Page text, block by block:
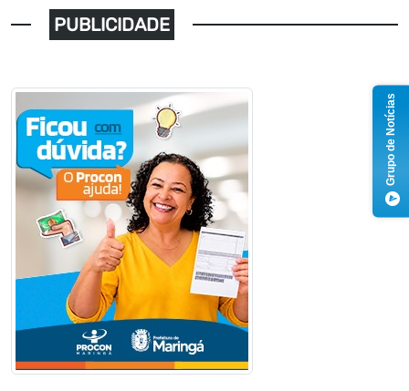
PUBLICIDADE
Grupo de Notícias